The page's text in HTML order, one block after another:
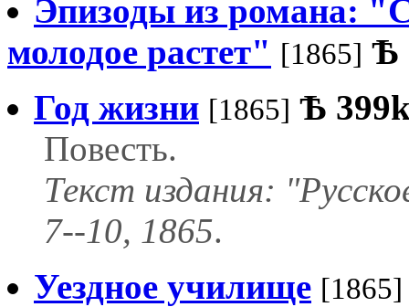
Эпизоды из романа:
молодое растет" [1865] Ѣ
Год жизни [1865] Ѣ
Повесть.
Текст издания:
7--10, 1865.
Уездное училище [1865]